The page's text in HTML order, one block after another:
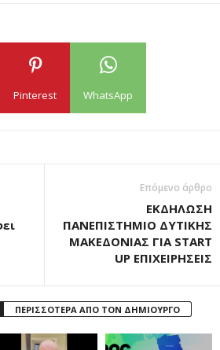
Pinterest WhatsApp
Επόμενο άρθρο
ΕΚΔΗΛΩΣΗ
ΠΑΝΕΠΙΣΤΗΜΙΟ ΔΥΤΙΚΗΣ
ΜΑΚΕΔΟΝΙΑΣ ΓΙΑ START
UP ΕΠΙΧΕΙΡΗΣΕΙΣ
ΠΕΡΙΣΣΟΤΕΡΑ ΑΠΟ ΤΟΝ ΔΗΜΙΟΥΡΓΟ